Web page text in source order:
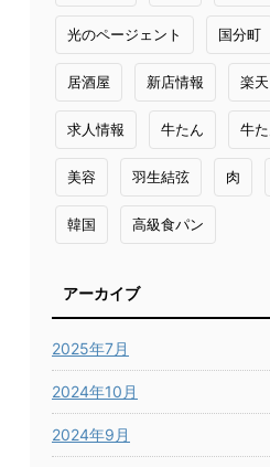
光のページェント 国分町
居酒屋 新店情報 楽
求人情報 牛たん 牛
美容 羽生結弦 肉
韓国 高級食パン
アーカイブ
2025年7月
2024年10月
2024年9月